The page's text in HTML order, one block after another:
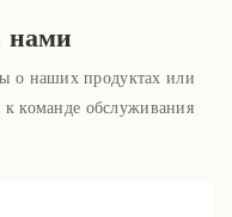
нами
о наших продуктах или
к команде обслуживания